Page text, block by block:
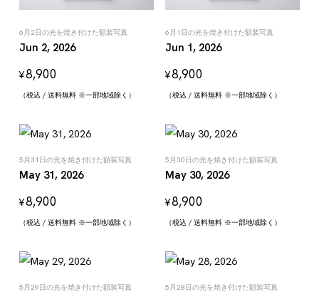
6月2日の光を焼き付けた額装写真
Jun 2, 2026
¥8,900
（税込 / 送料無料 ※一部地域除く）
6月1日の光を焼き付けた額装写真
Jun 1, 2026
¥8,900
（税込 / 送料無料 ※一部地域除く）
5月31日の光を焼き付けた額装写真
May 31, 2026
¥8,900
（税込 / 送料無料 ※一部地域除く）
5月30日の光を焼き付けた額装写真
May 30, 2026
¥8,900
（税込 / 送料無料 ※一部地域除く）
5月29日の光を焼き付けた額装写真 5月28日の光を焼き付けた額装写真